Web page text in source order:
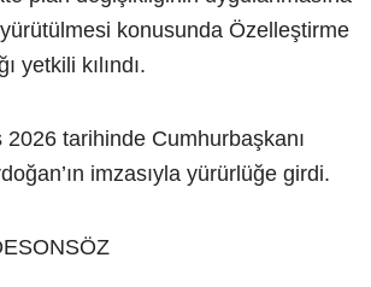
konusunda Özelleştirme
yetkili kılındı.
2026 tarihinde Cumhurbaşkanı
imzasıyla yürürlüğe girdi.